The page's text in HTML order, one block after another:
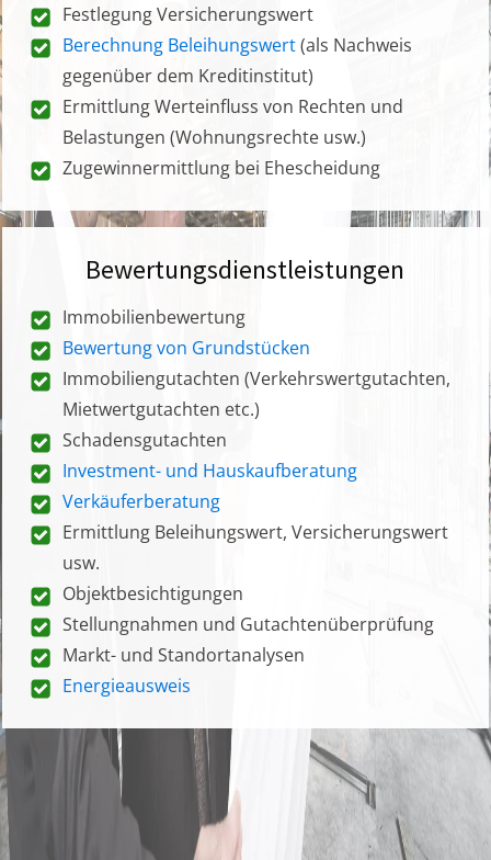
Festlegung Versicherungswert
Berechnung Beleihungswert(als Nachweis
gegenüber dem Kreditinstitut)
Ermittlung Werteinfluss von Rechten und
Belastungen (Wohnungsrechte usw.)
Zugewinnermittlung bei Ehescheidung
Bewertungsdienstleistungen
Immobilienbewertung
Bewertung von Grundstücken
Immobiliengutachten (Verkehrswertgutachten,
Mietwertgutachten etc.)
Schadensgutachten
Investment- und Hauskaufberatung
Verkäuferberatung
Ermittlung Beleihungswert, Versicherungswert
usw.
Objektbesichtigungen
Stellungnahmen und Gutachtenüberprüfung
Markt- und Standortanalysen
Energieausweis